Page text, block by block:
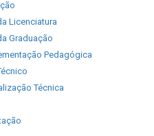
Licenciatura
Graduação
Pedagógica
Técnica